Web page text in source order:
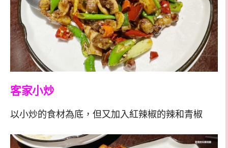
客家小炒
以小炒的食材為底，但又加入紅辣椒的辣和青椒